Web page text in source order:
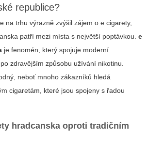
republice?
na trhu výrazně zvýšil zájem o e cigarety,
patří mezi místa s největší poptávkou. e
je fenomén, který spojuje moderní
zdravějším způsobu užívání nikotinu.
neboť mnoho zákazníků hledá
cigaretám, které jsou spojeny s řadou
hradcanska oproti tradičním